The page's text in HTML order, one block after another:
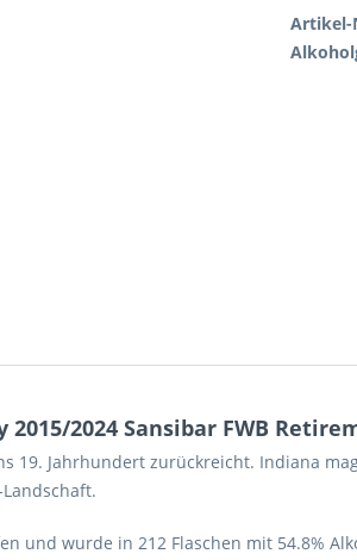
Artikel-
2024 Sansibar FWB
19. Jahrhundert zurückreicht. Indiana
und wurde in 212 Flaschen mit 54.8%